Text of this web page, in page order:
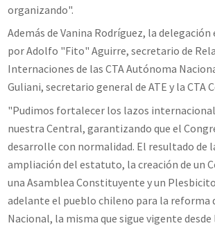
organizando".
Además de Vanina Rodríguez, la
por Adolfo "Fito" Aguirre, secretario de
Internaciones de las CTA Autónoma
Guliani, secretario general de ATE y la CTA
"Pudimos fortalecer los lazos
nuestra Central, garantizando que el
desarrolle con normalidad. El resultado de
ampliación del estatuto, la creación de un
una Asamblea Constituyente y un
adelante el pueblo chileno para la reforma
Nacional, la misma que sigue vigente desde